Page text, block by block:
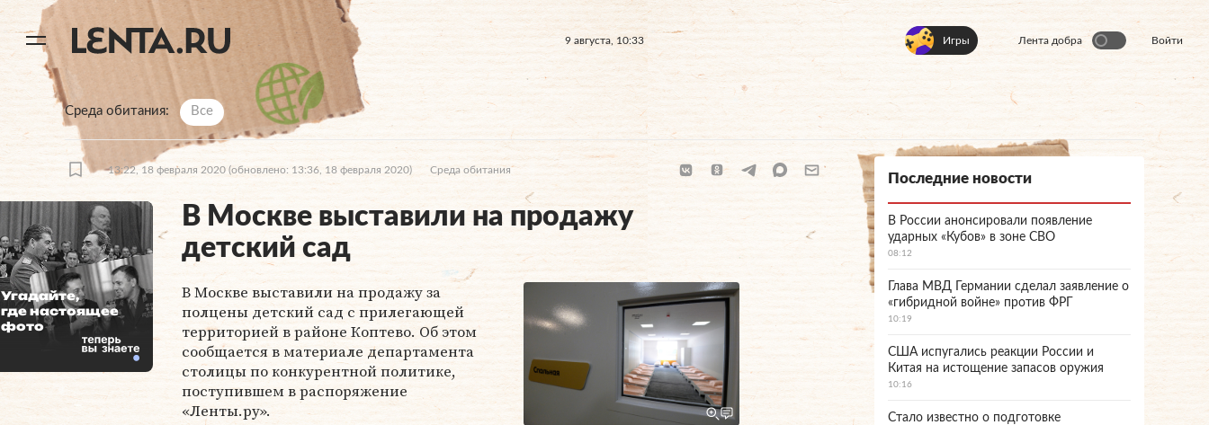
9 августа, 10:33 Игры Лента добра Войти
Среда обитания Все
13:22, 18 февраля 2020 (обновлено: 13:36, 18 февраля 2020) Среда обитания
В Москве выставили на продажу
детский сад
В Москве выставили на продажу за
полцены детский сад с прилегающей
территорией в районе Коптево. Об этом
сообщается в материале департамента
столицы по конкурентной политике,
поступившем в распоряжение
«Ленты.ру».
Угадайте,
где настоящее
фото
Последние новости
В России анонсировали появление
ударных «Кубов» в зоне СВО
08:12
Глава МВД Германии сделал заявление о
«гибридной войне» против ФРГ
10:19
США испугались реакции России и
Китая на истощение запасов оружия
10:16
Стало известно о подготовке